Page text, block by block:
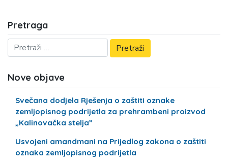
Pretraga
Nove objave
Svečana dodjela Rješenja o zaštiti oznake
zemljopisnog podrijetla za prehrambeni proizvod
„Kalinovačka stelja”
Usvojeni amandmani na Prijedlog zakona o zaštiti
oznaka zemljopisnog podrijetla